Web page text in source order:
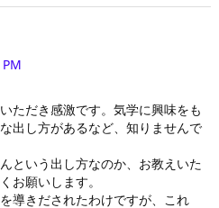
ただき感激です。気学に興味をも
出し方があるなど、知りませんで
という出し方なのか、お教えいた
お願いします。
導きだされたわけですが、これ